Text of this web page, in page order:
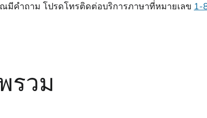
มีคําถาม โปรดโทรติดต่อบริการภาษาที่หมายเลข 1-
รวม